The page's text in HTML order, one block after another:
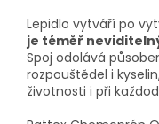
Lepidlo vytváří po
je téměř
Spoj odolává
rozpouštědel i
životnosti i při